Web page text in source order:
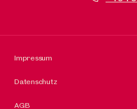
Impressum
Datenschutz
AGB